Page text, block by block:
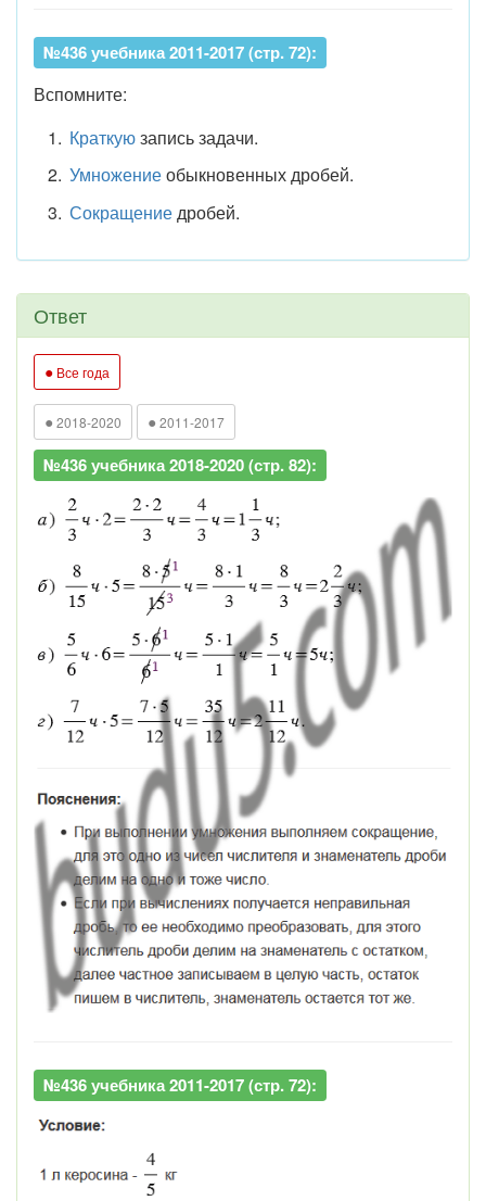
№436 учебника 2011-2017 (стр. 72):
Вспомните:
Краткуюзапись задачи.
Умножениеобыкновенных дробей.
Сокращениедробей.
Ответ
● Все года
● 2018-2020 ● 2011-2017
№436 учебника 2018-2020 (стр. 82):
№436 учебника 2011-2017 (стр. 72):